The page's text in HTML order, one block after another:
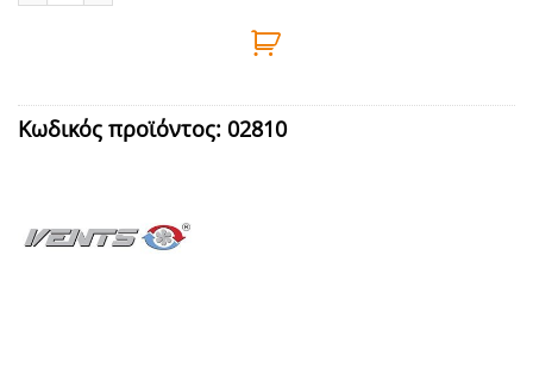
Κωδικός προϊόντος: 02810